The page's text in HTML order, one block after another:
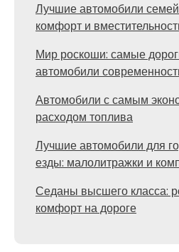
Лучшие автомобили
комфорт и
Мир роскоши: самые
автомобили
Автомобили с самым
расходом топлива
Лучшие автомобили для
езды: малолитражки и
Седаны высшего класса:
комфорт на дороге